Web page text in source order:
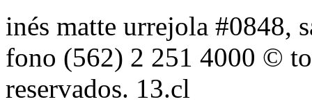
inés matte urrejola #0848,
fono (562) 2 251 4000 ©
reservados. 13.cl